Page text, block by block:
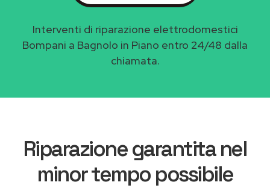
Interventi di riparazione elettrodomestici
Bompani a Bagnolo in Piano entro 24/48 dalla
chiamata.
Riparazione garantita nel
minor tempo possibile